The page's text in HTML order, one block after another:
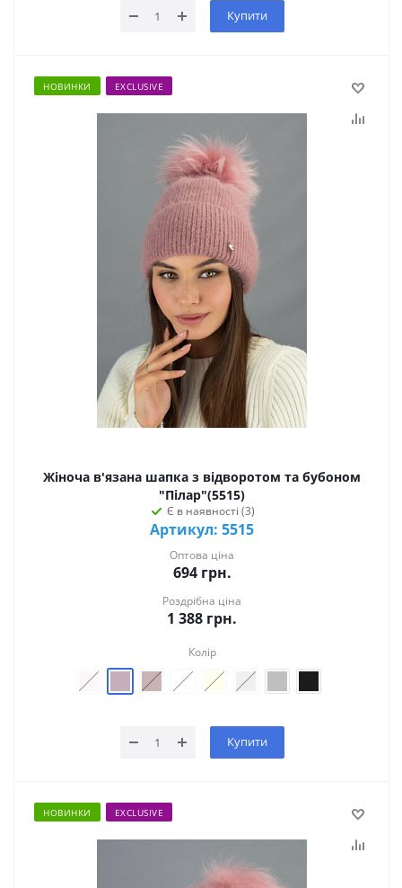
Купити
НОВИНКИ EXCLUSIVE
Жіноча в'язана шапка з відворотом та бубоном
"Пілар"(5515)
Є в наявності (3)
Артикул: 5515
Оптова ціна
694грн.
Роздрібна ціна
1 388 грн.
Колір
Купити
НОВИНКИ EXCLUSIVE